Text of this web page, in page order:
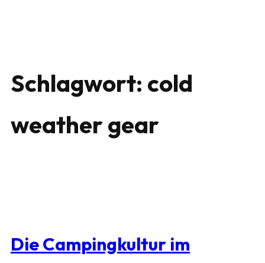
Schlagwort: cold
weather gear
Die Campingkultur im